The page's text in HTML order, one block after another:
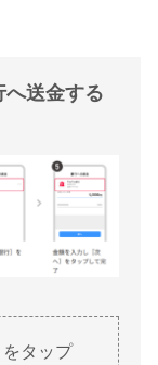
送金する
タップ